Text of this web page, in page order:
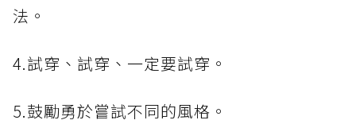
法。
4.試穿、試穿、一定要試穿。
5.鼓勵勇於嘗試不同的風格。